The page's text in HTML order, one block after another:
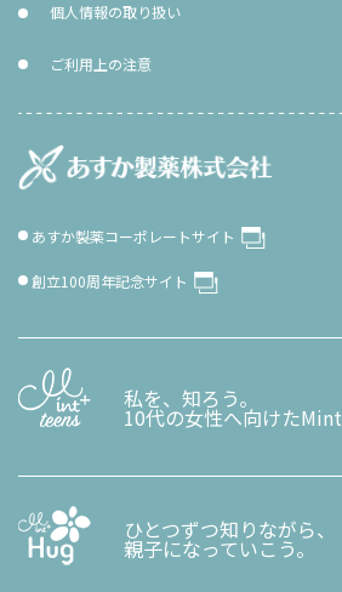
個人情報の取り扱い
ご利用上の注意
あすか製薬コーポレートサイト
創立100周年記念サイト
私を、知ろう。
10代の女性へ向けたMint
ひとつずつ知りながら、
親子になっていこう。